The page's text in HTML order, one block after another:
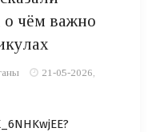
о чём важно
21-05-2026,